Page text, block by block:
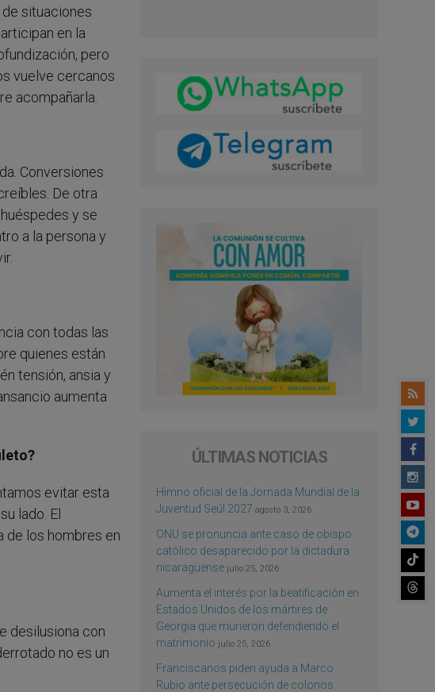
situaciones
en la
pero
vuelve cercanos
acompañarla.
Conversiones
De otra
y se
a la persona y
con todas las
quienes están
tensión, ansia y
aumenta
evitar esta
lado. El
de los hombres en
desilusiona con
no es un
ÚLTIMAS NOTICIAS
Himno oficial de la Jornada Mundial de la
Juventud Seúl 2027 agosto 3, 2026
ONU se pronuncia ante caso de obispo
católico desaparecido por la dictadura
nicaragüense julio 25, 2026
Aumenta el interés por la beatificación en
Estados Unidos de los mártires de
Georgia que murieron defendiendo el
matrimonio julio 25, 2026
Franciscanos piden ayuda a Marco
Rubio ante persecución de colonos